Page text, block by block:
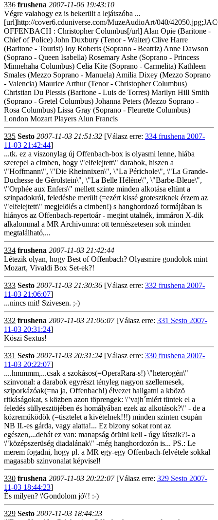
336 frushena 2007-11-06 19:43:10
Végre valahogy ez is bekerült a lejátszóba ...
[url]http://cover6.cduniverse.com/MuzeAudioArt/040/
OFFENBACH : Christopher Columbus[/url] Alan Opie (Baritone -
Chief of Police) John Duxbury (Tenor - Waiter) Clive Harre
(Baritone - Tourist) Joy Roberts (Soprano - Beatriz) Anne Dawson
(Soprano - Queen Isabella) Rosemary Ashe (Soprano - Princess
Minnehaha Columbus) Celia Kite (Soprano - Carmelita) Kathleen
Smales (Mezzo Soprano - Manuela) Amilia Dixey (Mezzo Soprano
- Valencia) Maurice Arthur (Tenor - Christopher Columbus)
Christian Du Plessis (Baritone - Luis de Torres) Marilyn Hill Smith
(Soprano - Gretel Columbus) Johanna Peters (Mezzo Soprano -
Rosa Columbus) Lissa Gray (Soprano - Fleurette Columbus)
London Mozart Players Alun Francis
335 Sesto 2007-11-03 21:51:32 [Válasz erre: 334 frushena 2007-
11-03 21:42:44]
...tk. ez a viszonylag új Offenbach-box is olyasmi lenne, hiába
szerepel a cimben, hogy \"elfelejtett\" darabok, hiszen a
\"Hoffmann\", \"Die Rheinnixen\", \"La Périchole\", \"La Grande-
Duchesse de Gérolstein\", \"La Belle Hélène\", \"Barbe-Bleue\",
\"Orphée aux Enfers\" mellett szinte minden alkotása eltünt a
szinpadokról, feledésbe merült (=ezért kissé grotesztknek érzem az
\"elfelejtett\" megjelölés a cimben!) s hanghordozó formájában is
hiányos az Offenbach-repertoár - megint utalnék, immáron X-dik
alkalommal a MR Archivumra: ott természetesen sok minden
megtalálható,...
334 frushena 2007-11-03 21:42:44
Létezik olyan, hogy Best of Offenbach? Olyasmire gondolok mint
Mozart, Vivaldi Box Set-ek?!
333 Sesto 2007-11-03 21:30:36 [Válasz erre: 332 frushena 2007-
11-03 21:06:07]
...nincs mit! Szivesen. ;-)
332 frushena 2007-11-03 21:06:07[Válasz erre: 331 Sesto 2007-
11-03 20:31:24]
Köszi Sextus!
331 Sesto 2007-11-03 20:31:24 [Válasz erre: 330 frushena 2007-
11-03 20:22:07]
....hmmmm,...csak a szokásos(=OperaRara-s!) \"heterogén\"
szinvonal: a darabok egyrészt tényleg nagyon szellemesek,
sziporkázóak(=na ja, Offenbach!) élvezet hallgatni a kbözö
ritkáságokat, s közben azon töprengek: \"vajh´miért tüntek el a
feledés süllyesztöjében és homályában ezek az alkotások?\" - de a
közremüködök (=tisztelet a kivételnek!!!) minden szinten csupán
NB II.-es gárda, vagy alatta!... Ez bizony sokat ront az
egészen,...dehát ez van: manapság örülni kell - úgy látszik?!- a
\"középszerüség diadalának\" -még hanghordozón is... PS.: Le
merem fogadni, hogy pl. a MR egy-egy Offenbach-felvétele sokkal
magasabb szinvonalat képvisel!
330 frushena 2007-11-03 20:22:07[Válasz erre: 329 Sesto 2007-
11-03 18:44:23]
És milyen? \'Gondolom jó\'! :-)
329 Sesto 2007-11-03 18:44:23